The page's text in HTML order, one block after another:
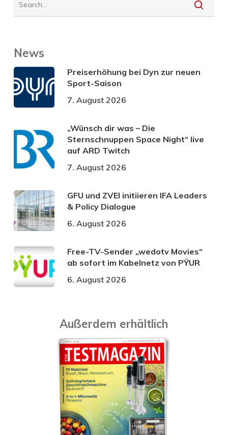
News
Preiserhöhung bei Dyn zur neuen
Sport-Saison
7. August 2026
„Wünsch dir was – Die
Sternschnuppen Space Night“ live
auf ARD Twitch
7. August 2026
GFU und ZVEI initiieren IFA Leaders
& Policy Dialogue
6. August 2026
Free-TV-Sender „wedotv Movies“
ab sofort im Kabelnetz von PŸUR
6. August 2026
Außerdem erhältlich